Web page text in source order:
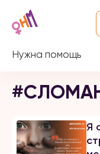
Нужна помощь
Я